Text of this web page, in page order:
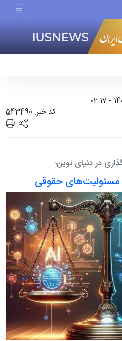
کد خبر: 543490
در دنیای نوین؛
حقوقی